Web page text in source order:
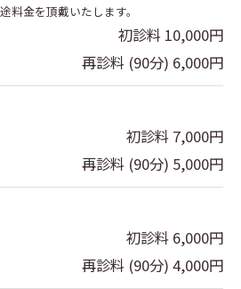
金を頂戴いたします。
初診料 10,000円
再診料 (90分) 6,000円
初診料 7,000円
再診料 (90分) 5,000円
初診料 6,000円
再診料 (90分) 4,000円